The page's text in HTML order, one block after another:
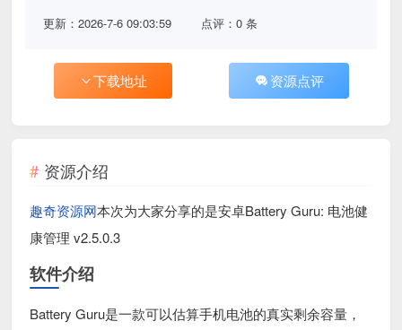
更新：2026-7-6 09:03:59 点评：0 条
下载地址 资源点评
资源介绍
趣奇资源网本次为大家分享的是安卓Battery Guru: 电池健
康管理 v2.5.0.3
软件介绍
Battery Guru是一款可以估算手机电池的真实剩余容量，